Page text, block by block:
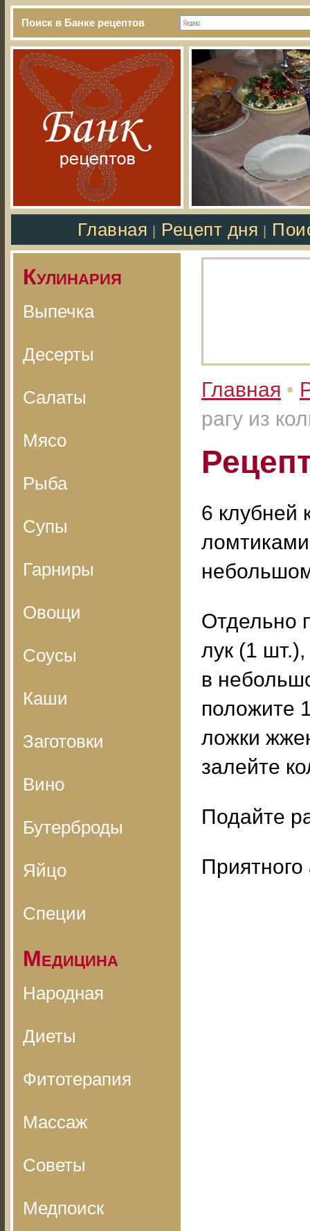
Поиск в Банке рецептов
Главная Рецепт дня
Кулинария
Выпечка
Десерты
Салаты
Мясо
Рыба
Супы
Гарниры
Овощи
Соусы
Каши
Заготовки
Вино
Бутерброды
Яйцо
Специи
Медицина
Народная
Диеты
Фитотерапия
Массаж
Советы
Медпоиск
Главная •
рагу из
6 клубней
Отдельно
лук (1
в
положите
ложки
залейте
Подайте
Приятного